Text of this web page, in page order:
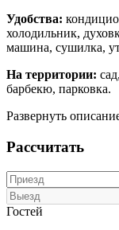
Удобства:
холодильник,
машина, сушилка,
На территории:
барбекю, парковка.
Развернуть
Рассчитать
Гостей